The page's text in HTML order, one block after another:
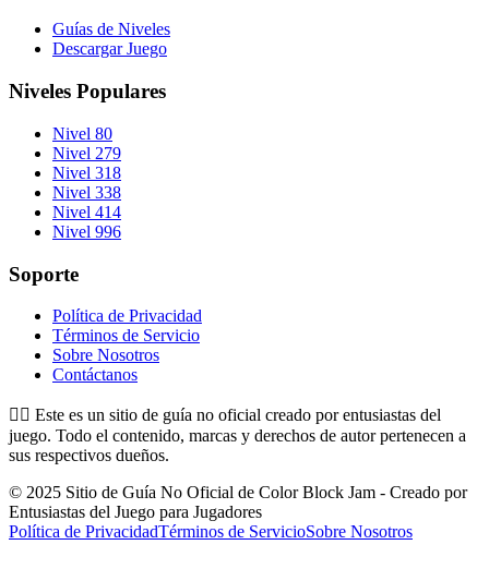
Guías de Niveles
Descargar Juego
Niveles Populares
Nivel 80
Nivel 279
Nivel 318
Nivel 338
Nivel 414
Nivel 996
Soporte
Política de Privacidad
Términos de Servicio
Sobre Nosotros
Contáctanos
👉🏻 Este es un sitio de guía no oficial creado por entusiastas del
juego. Todo el contenido, marcas y derechos de autor pertenecen a
sus respectivos dueños.
© 2025 Sitio de Guía No Oficial de Color Block Jam - Creado por
Entusiastas del Juego para Jugadores
Política de PrivacidadTérminos de ServicioSobre Nosotros